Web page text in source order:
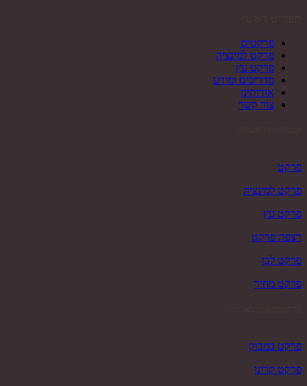
פרקטים
פרקט למינציה
פרקט עץ
מדריכים ומידע
אודותינו
צור קשר
פרקט
פרקט למינציה
פרקט עץ
רצפת פרקט
פרקט לבן
פרקט מחיר
פרקט במבוק
פרקט קרונו